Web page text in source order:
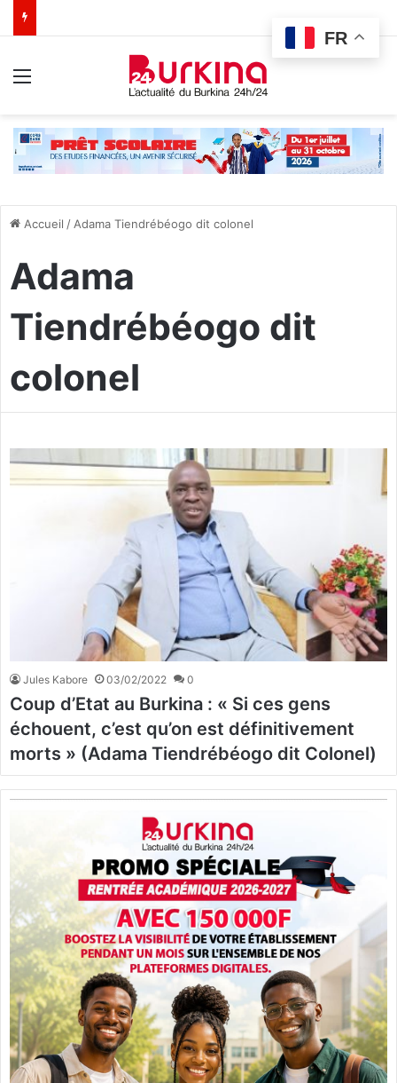
Accueil / Adama Tiendrébéogo dit colonel
Adama
Tiendrébéogo dit
colonel
Jules Kabore 03/02/2022 0
Coup d’Etat au Burkina : « Si ces gens
échouent, c’est qu’on est définitivement
morts » (Adama Tiendrébéogo dit Colonel)
FR